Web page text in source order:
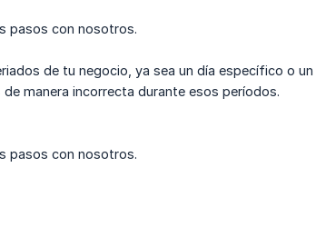
pasos con nosotros.
de tu negocio, ya sea un día específico o
manera incorrecta durante esos períodos.
pasos con nosotros.